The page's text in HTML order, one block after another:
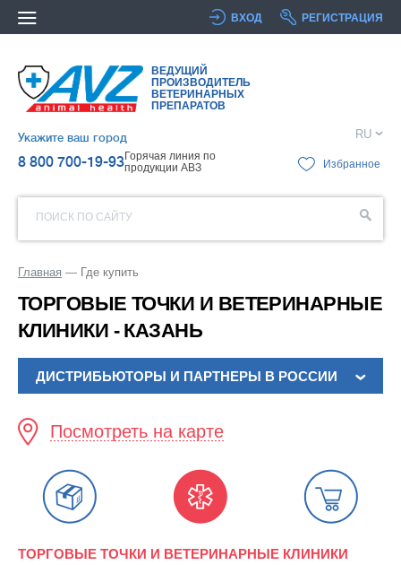
ВХОД РЕГИСТРАЦИЯ
ВЕДУЩИЙ
ПРОИЗВОДИТЕЛЬ
ВЕТЕРИНАРНЫХ
ПРЕПАРАТОВ
Укажите ваш город
8 800 700-19-93Горячая линия по
продукции АВЗ
RU
Избранное
ПОИСК ПО САЙТУ
Главная Где купить
ТОРГОВЫЕ ТОЧКИ И ВЕТЕРИНАРНЫЕ
КЛИНИКИ - КАЗАНЬ
ДИСТРИБЬЮТОРЫ И ПАРТНЕРЫ В РОССИИ
Посмотреть на карте
ТОРГОВЫЕ ТОЧКИ И ВЕТЕРИНАРНЫЕ КЛИНИКИ